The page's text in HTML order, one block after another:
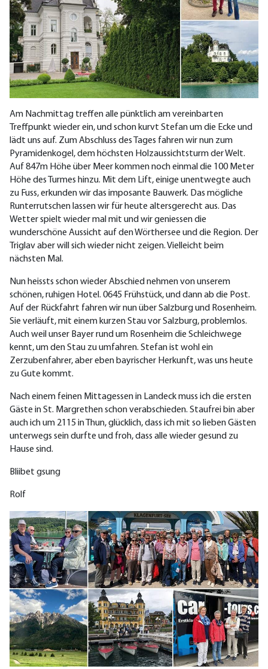
Am Nachmittag treffen alle pünktlich am vereinbarten
Treffpunkt wieder ein, und schon kurvt Stefan um die Ecke und
lädt uns auf. Zum Abschluss des Tages fahren wir nun zum
Pyramidenkogel, dem höchsten Holzaussichtsturm der Welt.
Auf 847m Höhe über Meer kommen noch einmal die 100 Meter
Höhe des Turmes hinzu. Mit dem Lift, einige unentwegte auch
zu Fuss, erkunden wir das imposante Bauwerk. Das mögliche
Runterrutschen lassen wir für heute altersgerecht aus. Das
Wetter spielt wieder mal mit und wir geniessen die
wunderschöne Aussicht auf den Wörthersee und die Region. Der
Triglav aber will sich wieder nicht zeigen. Vielleicht beim
nächsten Mal.
Nun heissts schon wieder Abschied nehmen von unserem
schönen, ruhigen Hotel. 0645 Frühstück, und dann ab die Post.
Auf der Rückfahrt fahren wir nun über Salzburg und Rosenheim.
Sie verläuft, mit einem kurzen Stau vor Salzburg, problemlos.
Auch weil unser Bayer rund um Rosenheim die Schleichwege
kennt, um den Stau zu umfahren. Stefan ist wohl ein
Zerzubenfahrer, aber eben bayrischer Herkunft, was uns heute
zu Gute kommt.
Nach einem feinen Mittagessen in Landeck muss ich die ersten
Gäste in St. Margrethen schon verabschieden. Staufrei bin aber
auch ich um 2115 in Thun, glücklich, dass ich mit so lieben Gästen
unterwegs sein durfte und froh, dass alle wieder gesund zu
Hause sind.
Bliibet gsung
Rolf